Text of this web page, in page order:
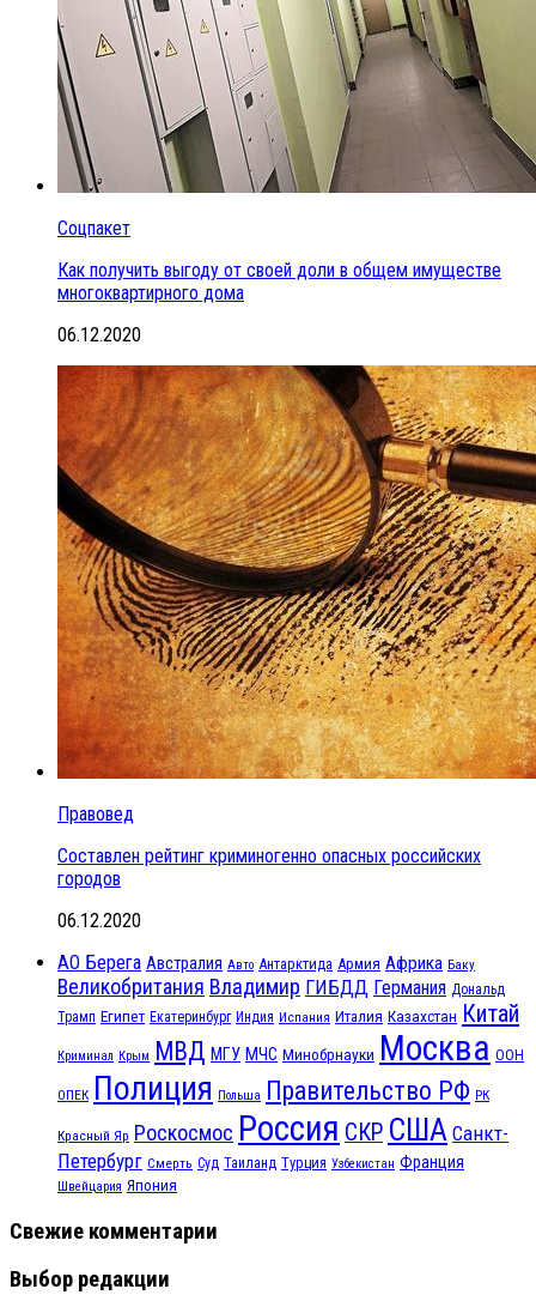
Соцпакет
Как получить выгоду от своей доли в общем имуществе
многоквартирного дома
06.12.2020
Правовед
Составлен рейтинг криминогенно опасных российских
городов
06.12.2020
АО Берега Австралия Авто Антарктида Армия Африка Баку
Великобритания Владимир ГИБДД Германия Дональд
Трамп Египет Екатеринбург Индия Испания Италия Казахстан Китай
Криминал Крым МВД МГУ МЧС Минобрнауки Москва ООН
ОПЕК Полиция Польша Правительство РФ РК
Красный Яр Роскосмос Россия СКР США Санкт-
Петербург Смерть Суд Таиланд Турция Узбекистан Франция
Швейцария Япония
Свежие комментарии
Выбор редакции